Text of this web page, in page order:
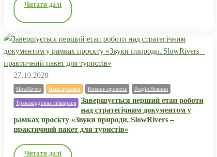
Читати далі
27.10.2020
SlowRivers Наші проекти Новини проектів Розділ Новини
Транскордонна співпраця
Завершується перший етап роботи
над стратегічним документом у
рамках проєкту «Звуки природи. SlowRivers –
практичний пакет для туристів»
Читати далі